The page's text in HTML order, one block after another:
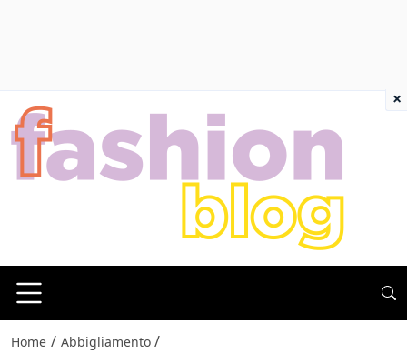
Home / Abbigliamento /
×